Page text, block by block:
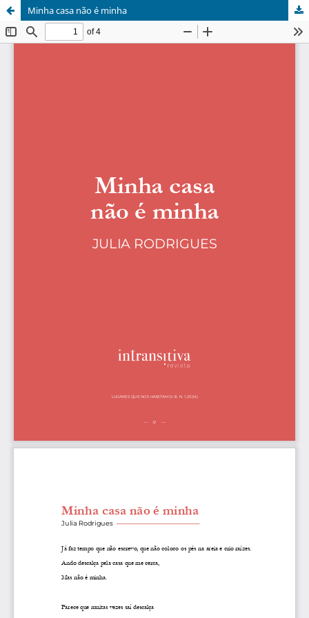
Minha casa não é minha